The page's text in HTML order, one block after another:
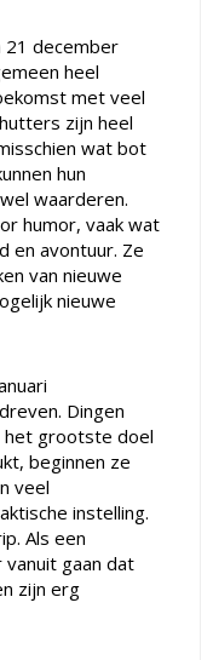
december
heel
met veel
zijn heel
wat bot
hun
waarderen.
humor, vaak wat
en avontuur. Ze
van nieuwe
nieuwe
Dingen
het grootste doel
beginnen ze
veel
instelling.
Als een
gaan dat
zijn erg